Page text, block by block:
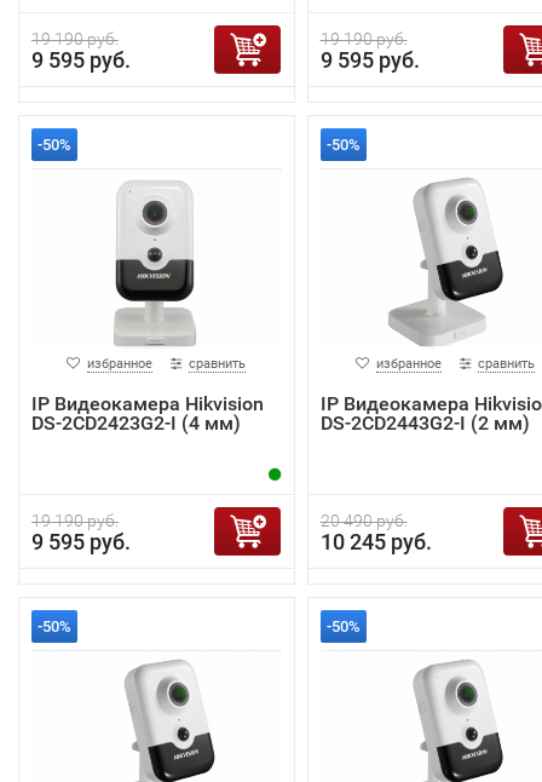
19 190 руб.
9 595 руб.
19 190 руб.
9 595 руб.
-50%
избранное сравнить
IP Видеокамера Hikvision
DS-2CD2423G2-I (4 мм)
19 190 руб.
9 595 руб.
-50%
избранное сравнить
IP Видеокамера
DS-2CD2443G2-I (2 мм)
20 490 руб.
10 245 руб.
-50% -50%